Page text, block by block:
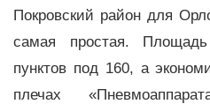
Покровский район для
самая простая.
пунктов под 160, а
плечах